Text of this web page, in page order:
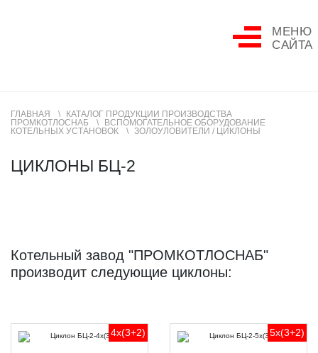
МЕНЮ
САЙТА
ГЛАВНАЯ
КАТАЛОГ ПРОДУКЦИИ ПРОИЗВОДСТВА
ПРОМКОТЛОСНАБ
ВСПОМОГАТЕЛЬНОЕ ОБОРУДОВАНИЕ
КОТЕЛЬНЫХ УСТАНОВОК
ЗОЛОУЛОВИТЕЛИ / ЦИКЛОНЫ
ЦИКЛОНЫ БЦ-2
Котельный завод "ПРОМКОТЛОСНАБ"
производит следующие циклоны:
4х(3+2) 5х(3+2)